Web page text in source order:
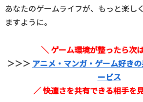
あなたのゲームライフが、もっと楽し
ますように。
＼ ゲーム環境が整ったら次
＞＞＞ アニメ・マンガ・ゲーム好き
ービス
／ 快適さを共有できる相手を